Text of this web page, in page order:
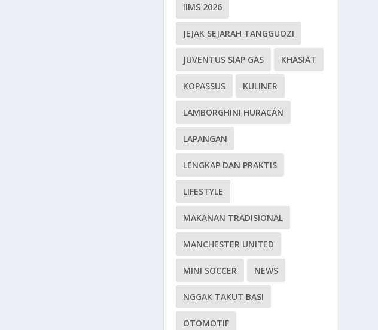
IIMS 2026
JEJAK SEJARAH TANGGUOZI
JUVENTUS SIAP GAS KHASIAT
KOPASSUS KULINER
LAMBORGHINI HURACÁN
LAPANGAN
LENGKAP DAN PRAKTIS
LIFESTYLE
MAKANAN TRADISIONAL
MANCHESTER UNITED
MINI SOCCER NEWS
NGGAK TAKUT BASI
OTOMOTIF